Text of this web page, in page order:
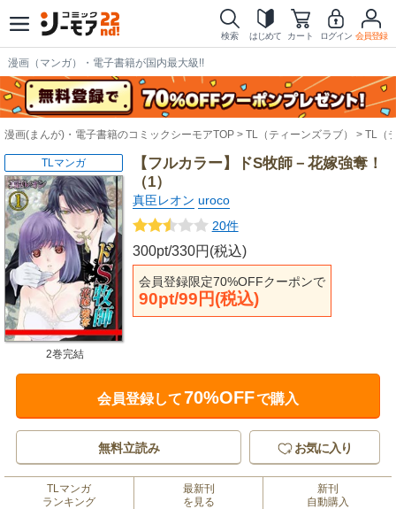
検索 はじめて カート ログイン 会員登録
漫画（マンガ）・電子書籍が国内最大級!!
漫画(まんが)・電子書籍のコミックシーモアTOP TL（ティーンズラブ） TL（
【フルカラー】ドS牧師－花嫁強奪！
（1）
真臣レオン uroco
20件
300pt/330円(税込)
会員登録限定70%OFFクーポンで
90pt/99円(税込)
TLマンガ
2巻完結
会員登録して70%OFFで購入
無料立読み お気に入り
TLマンガ
ランキング
最新刊
を見る
新刊
自動購入